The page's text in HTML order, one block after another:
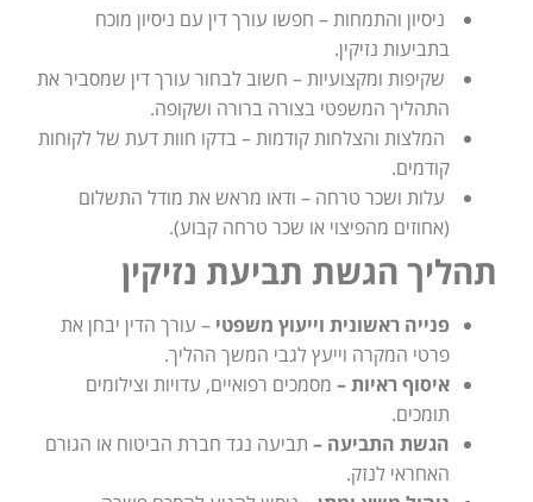
ניסיון והתמחות – חפשו עורך דין עם ניסיון מוכח
בתביעות נזיקין.
שקיפות ומקצועיות – חשוב לבחור עורך דין שמסביר את
התהליך המשפטי בצורה ברורה ושקופה.
המלצות והצלחות קודמות – בדקו חוות דעת של לקוחות
קודמים.
עלות ושכר טרחה – ודאו מראש את מודל התשלום
(אחוזים מהפיצוי או שכר טרחה קבוע).
תהליך הגשת תביעת נזיקין
פנייה ראשונית וייעוץ משפטי – עורך הדין יבחן את
פרטי המקרה וייעץ לגבי המשך ההליך.
איסוף ראיות – מסמכים רפואיים, עדויות וצילומים
תומכים.
הגשת התביעה – תביעה נגד חברת הביטוח או הגורם
האחראי לנזק.